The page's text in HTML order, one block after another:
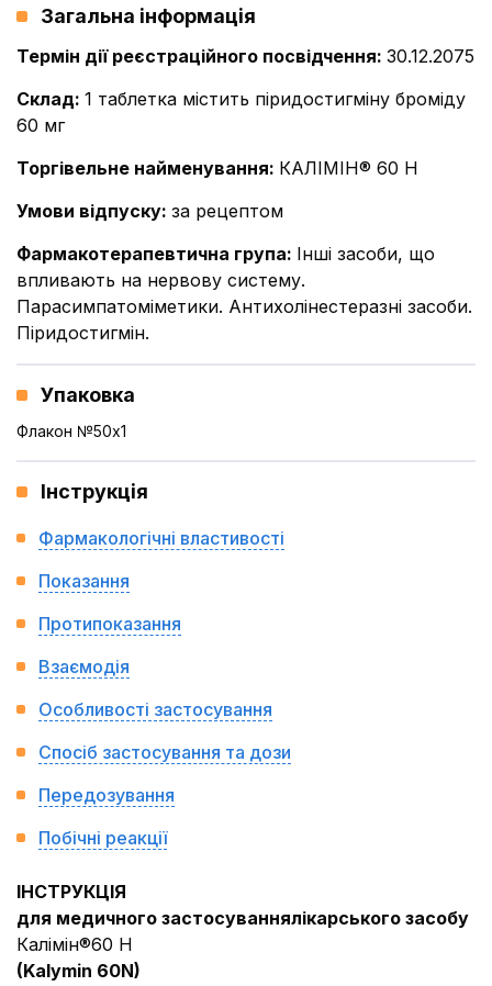
Загальна інформація
Термін дії реєстраційного посвідчення: 30.12.2075
Склад: 1 таблетка мiстить пiридостигмiну бромiду
60 мг
Торгівельне найменування: КАЛІМІН® 60 Н
Умови відпуску: за рецептом
Фармакотерапевтична група: Інші засоби, що
впливають на нервову систему.
Парасимпатоміметики. Антихолінестеразні засоби.
Піридостигмін.
Упаковка
Флакон №50x1
Інструкція
Фармакологічні властивості
Показання
Протипоказання
Взаємодія
Особливості застосування
Спосіб застосування та дози
Передозування
Побічні реакції
ІНСТРУКЦІЯ
для медичного застосуваннялікарського засобу
Калімін®60 Н
(Kalymin 60N)